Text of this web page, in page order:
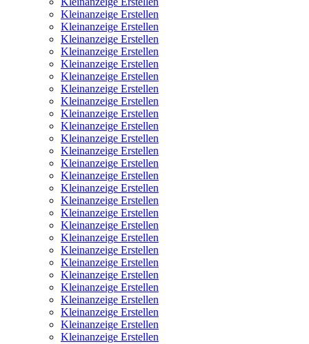
Kleinanzeige Erstellen
Kleinanzeige Erstellen
Kleinanzeige Erstellen
Kleinanzeige Erstellen
Kleinanzeige Erstellen
Kleinanzeige Erstellen
Kleinanzeige Erstellen
Kleinanzeige Erstellen
Kleinanzeige Erstellen
Kleinanzeige Erstellen
Kleinanzeige Erstellen
Kleinanzeige Erstellen
Kleinanzeige Erstellen
Kleinanzeige Erstellen
Kleinanzeige Erstellen
Kleinanzeige Erstellen
Kleinanzeige Erstellen
Kleinanzeige Erstellen
Kleinanzeige Erstellen
Kleinanzeige Erstellen
Kleinanzeige Erstellen
Kleinanzeige Erstellen
Kleinanzeige Erstellen
Kleinanzeige Erstellen
Kleinanzeige Erstellen
Kleinanzeige Erstellen
Kleinanzeige Erstellen